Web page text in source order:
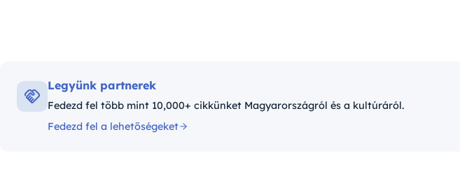
Legyünk partnerek
Fedezd fel több mint 10,000+ cikkünket Magyarországról és a kultúráról.
Fedezd fel a lehetőségeket